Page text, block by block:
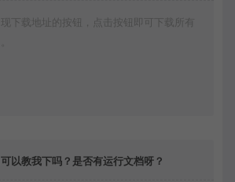
现下载地址的按钮，点击按钮即可下载所有
以教我下吗？是否有运行文档呀？